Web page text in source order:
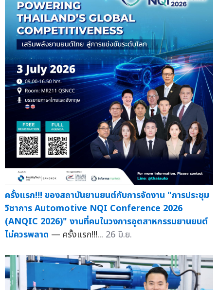
ครั้งแรก!!! ของสถาบันยานยนต์กับการจัดงาน "การประชุม
วิชาการ Automotive NQI Conference 2026
(ANQIC 2026)" งานที่คนในวงการอุตสาหกรรมยานยนต์
ไม่ควรพลาด — ครั้งแรก!!!... 26 มิ.ย.